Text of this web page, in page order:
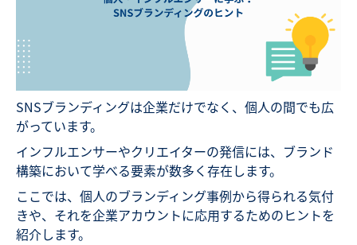
SNSブランディングは企業だけでなく、個人の間でも広
がっています。
インフルエンサーやクリエイターの発信には、ブランド
構築において学べる要素が数多く存在します。
ここでは、個人のブランディング事例から得られる気付
きや、それを企業アカウントに応用するためのヒントを
紹介します。